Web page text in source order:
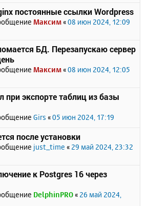
постоянные ссылки Wordpress
Максим «08 июн 2024, 12:09
БД. Перезапускаю сервер
Максим «08 июн 2024, 12:05
при экспорте таблиц из базы
Girs «05 июн 2024, 17:19
после установки
just_time « 29 май 2024, 23:32
к Postgres 16 через
DelphinPRO « 26 май 2024,